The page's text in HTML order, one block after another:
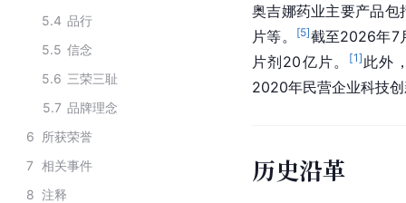
5.4 品行
5.5 信念
5.6 三荣三耻
5.7 品牌理念
6 所获荣誉
7 相关事件
8 注释
奥吉娜药业主要产品包
片等。
[5]截至2026年7
片剂20亿片。
[1] 此外
2020年民营企业科技
历史沿革